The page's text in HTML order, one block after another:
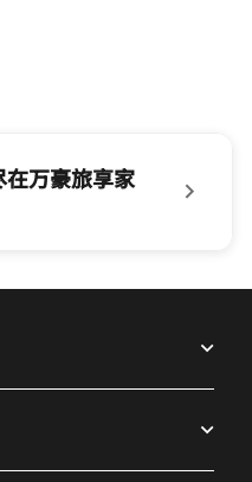
万豪旅享家